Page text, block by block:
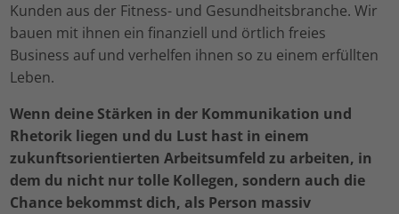
Kunden aus der Fitness- und Gesundheitsbranche. Wir
bauen mit ihnen ein finanziell und örtlich freies
Business auf und verhelfen ihnen so zu einem erfüllten
Leben.
Wenn deine Stärken in der Kommunikation und
Rhetorik liegen und du Lust hast in einem
zukunftsorientierten Arbeitsumfeld zu arbeiten, in
dem du nicht nur tolle Kollegen, sondern auch die
Chance bekommst dich, als Person massiv